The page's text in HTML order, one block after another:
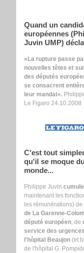
Quand un
européennes
Juvin UMP)
«La rupture passe
nouvelles têtes et
des députés
se consacrent
leur mandat».
Le Figaro 24.10.2008
C'est tout
qu'il se moque du
monde...
Philippe Juvin cumule
maintenant les
les rémunérations) de
de La Garenne-
député européen, de
service des
l'hôpital Beaujon(et
de l'hôpital G.